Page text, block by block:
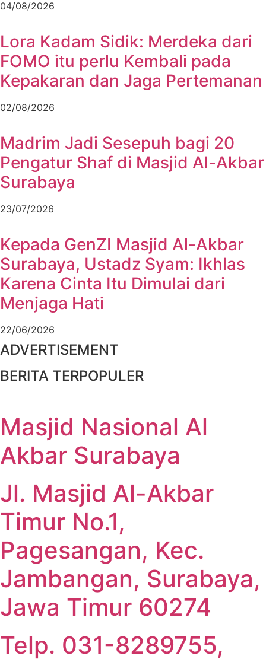
04/08/2026
Lora Kadam Sidik: Merdeka dari
FOMO itu perlu Kembali pada
Kepakaran dan Jaga Pertemanan
02/08/2026
Madrim Jadi Sesepuh bagi 20
Pengatur Shaf di Masjid Al-Akbar
Surabaya
23/07/2026
Kepada GenZI Masjid Al-Akbar
Surabaya, Ustadz Syam: Ikhlas
Karena Cinta Itu Dimulai dari
Menjaga Hati
22/06/2026
ADVERTISEMENT
BERITA TERPOPULER
Masjid Nasional Al
Akbar Surabaya
Jl. Masjid Al-Akbar
Timur No.1,
Pagesangan, Kec.
Jambangan, Surabaya,
Jawa Timur 60274
Telp. 031-8289755,